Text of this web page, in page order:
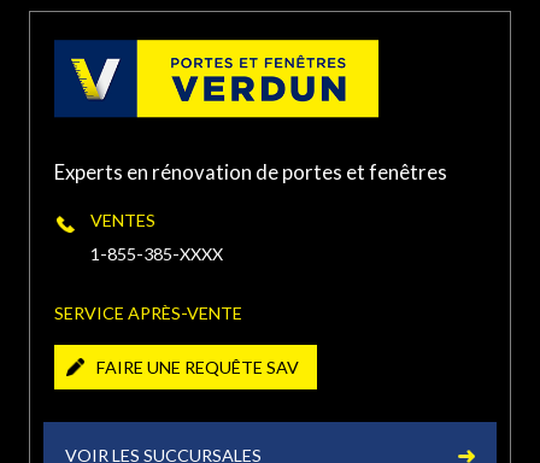
Canada
PORTE ET FENÊTRES VERDUN À
TERREBONNE
1500 Chemin Gascon,
Canada
PORTE ET FENÊTRES VERDUN À
CHÂTEAUGUAY
240 Boulevard Saint-Jean-
J6K 3C1, Canada
(450) 454-XXXX
Experts en rénovation de portes et fenêtres
VENTES
1-855-385-XXXX
SERVICE APRÈS-VENTE
FAIRE UNE REQUÊTE SAV
VOIR LES SUCCURSALES